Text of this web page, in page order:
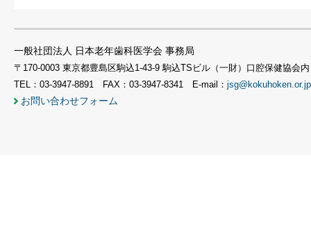
一般社団法人 日本老年歯科医学会 事務局
〒170-0003 東京都豊島区駒込1-43-9 駒込TSビル（一財）口腔保健協会内
TEL：03-3947-8891 FAX：03-3947-8341 E-mail： jsg@kokuhoken.or.jp
お問い合わせフォーム